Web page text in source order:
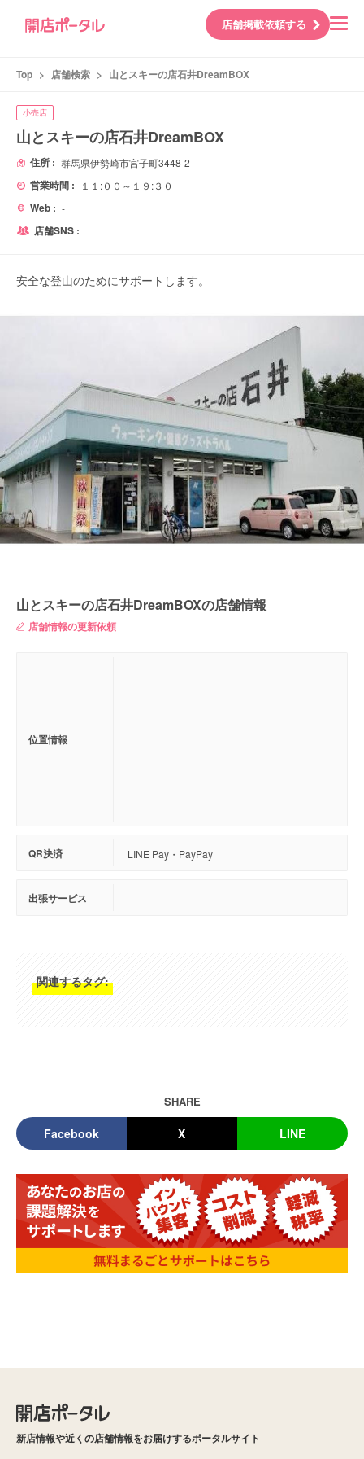
店舗掲載依頼する
Top > 店舗検索 > 山とスキーの店石井DreamBOX
小売店
山とスキーの店石井DreamBOX
住所 : 群馬県伊勢崎市宮子町3448-2
営業時間 : １１:００～１９:３０
Web : -
店舗SNS :
安全な登山のためにサポートします。
山とスキーの店石井DreamBOXの店舗情報
店舗情報の更新依頼
位置情報
QR決済 LINE Pay・PayPay
出張サービス -
関連するタグ:
SHARE
Facebook X LINE
新店情報や近くの店舗情報をお届けするポータルサイト